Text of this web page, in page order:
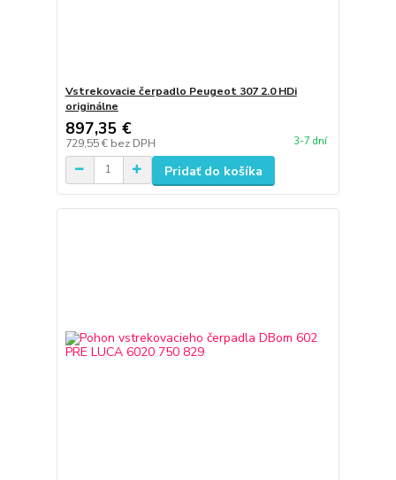
Vstrekovacie čerpadlo Peugeot 307 2.0 HDi
originálne
897,35 €
729,55 € bez DPH 3-7 dní
Pridať do košíka